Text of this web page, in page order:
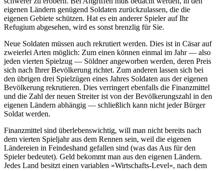
eigenen Ländern genügend Soldaten zurückzulassen, die die
eigenen Gebiete schützen. Hat es ein anderer Spieler auf Ihr
Refugium abgesehen, wird es sonst brenzlig für Sie.
Neue Soldaten müssen auch rekrutiert werden. Dies ist in Cäsar auf
zweierlei Arten möglich: Zum einen können einmal im Jahr — also
jeden vierten Spielzug — Söldner angeworben werden, deren Preis
sich nach Ihrer Bevölkerung richtet. Zum anderen lassen sich bei
den übrigen drei Spielzügen eines Jahres Soldaten aus der eigenen
Bevölkerung rekrutieren. Dies verringert ebenfalls die Finanzmittel
und die Zahl der neuen Streiter ist von der Bevölkerungszahl in den
eigenen Ländern abhängig — schließlich kann nicht jeder Bürger
Soldat werden.
Finanzmittel sind überlebenswichtig, will man nicht bereits nach
dem vierten Spieljahr aus dem Rennen sein, weil die eigenen
Ländereien in Feindeshand gefallen sind (was das Aus für den
Spieler bedeutet). Geld bekommt man aus den eigenen Ländern.
Jedes Land besitzt einen variablen »Wirtschafts-Level«, nach dem